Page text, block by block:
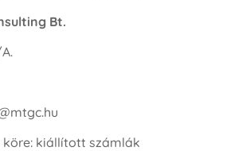
Bt.
kiállított számlák